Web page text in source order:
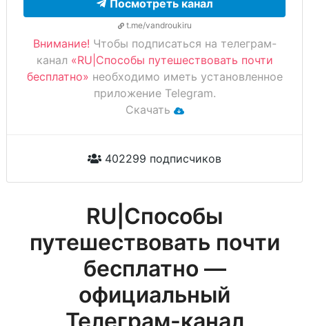
Посмотреть канал
t.me/vandroukiru
Внимание! Чтобы подписаться на телеграм-
канал «RU|Способы путешествовать почти
бесплатно» необходимо иметь установленное
приложение Telegram.
Скачать
402299 подписчиков
RU|Способы
путешествовать почти
бесплатно —
официальный